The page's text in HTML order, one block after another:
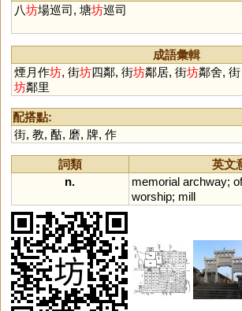
八坊場巡司, 塘坊巡司
成語彙輯
煙月作坊, 街坊四鄰, 街坊鄰居, 街坊鄰舍, 街
坊鄰里
配搭點:
街, 教, 酤, 磨, 牌, 作
詞類
英文
n.
memorial archway;
worship; mill